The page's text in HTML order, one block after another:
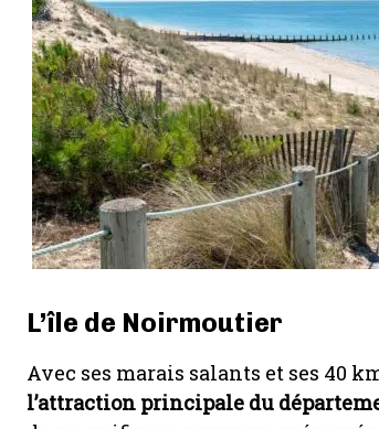
L’île de Noirmoutier
Avec ses marais salants et ses 40
l’attraction principale du